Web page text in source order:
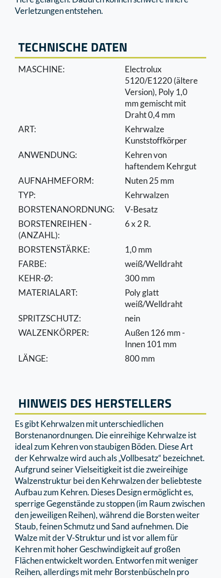
Verletzungen entstehen.
TECHNISCHE DATEN
MASCHINE:
Electrolux
5120/E1220 (ältere
Version), Poly 1,0
mm gemischt mit
Draht 0,4 mm
ART:
Kehrwalze
Kunststoffkörper
ANWENDUNG:
Kehren von
haftendem Kehrgut
AUFNAHMEFORM:
Nuten 25 mm
TYP:
Kehrwalzen
BORSTENANORDNUNG:
V-Besatz
BORSTENREIHEN -
(ANZAHL):
6 x 2 R.
BORSTENSTÄRKE:
1,0 mm
FARBE:
weiß/Welldraht
KEHR-Ø:
300 mm
MATERIALART:
Poly glatt
weiß/Welldraht
SPRITZSCHUTZ:
nein
WALZENKÖRPER:
Außen 126 mm -
Innen 101 mm
LÄNGE:
800 mm
HINWEIS DES HERSTELLERS
Es gibt Kehrwalzen mit unterschiedlichen
Borstenanordnungen. Die einreihige Kehrwalze ist
ideal zum Kehren von staubigen Böden. Diese Art
der Kehrwalze wird auch als „Vollbesatz“ bezeichnet.
Aufgrund seiner Vielseitigkeit ist die zweireihige
Walzenstruktur bei den Kehrwalzen der beliebteste
Aufbau zum Kehren. Dieses Design ermöglicht es,
sperrige Gegenstände zu stoppen (im Raum zwischen
den jeweiligen Reihen), während die Borsten weiter
Staub, feinen Schmutz und Sand aufnehmen. Die
Walze mit der V-Struktur und ist vor allem für
Kehren mit hoher Geschwindigkeit auf großen
Flächen entwickelt worden. Entworfen mit weniger
Reihen, allerdings mit mehr Borstenbüscheln pro